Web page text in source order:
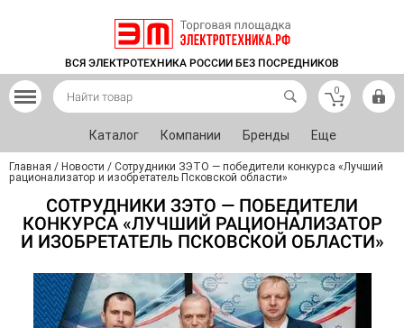
ВСЯ ЭЛЕКТРОТЕХНИКА РОССИИ БЕЗ ПОСРЕДНИКОВ
0
Каталог Компании Бренды Еще
Главная / Новости / Сотрудники ЗЭТО — победители конкурса «Лучший
рационализатор и изобретатель Псковской области»
СОТРУДНИКИ ЗЭТО — ПОБЕДИТЕЛИ
КОНКУРСА «ЛУЧШИЙ РАЦИОНАЛИЗАТОР
И ИЗОБРЕТАТЕЛЬ ПСКОВСКОЙ ОБЛАСТИ»